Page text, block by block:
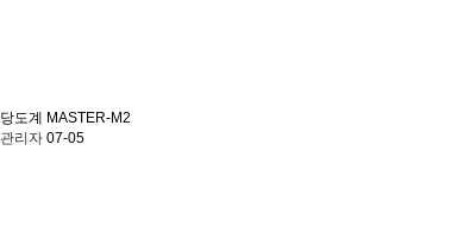
당도계
MASTER-M2
관리자 07-05